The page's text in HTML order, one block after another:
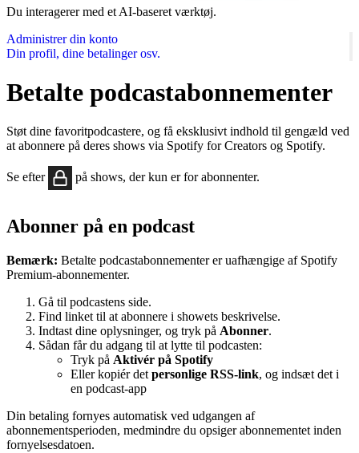
Du interagerer med et AI-baseret værktøj.
Administrer din konto
Din profil, dine betalinger osv.
Betalte podcastabonnementer
Støt dine favoritpodcastere, og få eksklusivt indhold til gengæld ved
at abonnere på deres shows via Spotify for Creators og Spotify.
Se efter på shows, der kun er for abonnenter.
Abonner på en podcast
Bemærk: Betalte podcastabonnementer er uafhængige af Spotify
Premium-abonnementer.
Gå til podcastens side.
Find linket til at abonnere i showets beskrivelse.
Indtast dine oplysninger, og tryk på Abonner.
Sådan får du adgang til at lytte til podcasten:
Tryk på Aktivér på Spotify
Eller kopiér det personlige RSS-link, og indsæt det i
en podcast-app
Din betaling fornyes automatisk ved udgangen af
abonnementsperioden, medmindre du opsiger abonnementet inden
fornyelsesdatoen.